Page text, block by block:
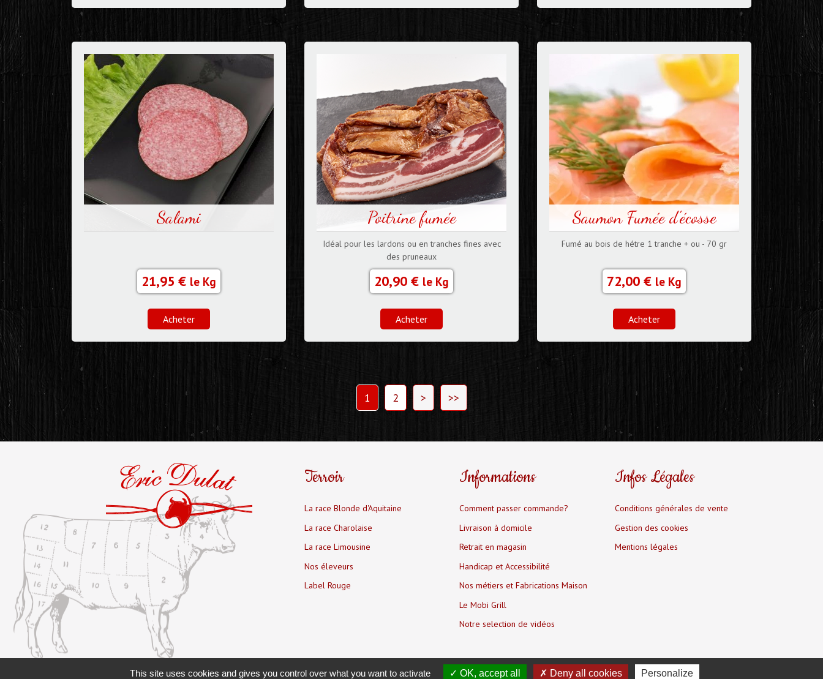
Salami
21,95 € le Kg
Acheter
Poitrine fumée
Idéal pour les lardons ou en tranches fines avec
des pruneaux
20,90 € le Kg
Acheter
Saumon Fumée d'écosse
Fumé au bois de hétre 1 tranche + ou - 70 gr
72,00 € le Kg
Acheter
1 2 > >>
Terroir
La race Blonde d'Aquitaine
La race Charolaise
La race Limousine
Nos éleveurs
Label Rouge
Informations
Comment passer commande?
Livraison à domicile
Retrait en magasin
Handicap et Accessibilité
Nos métiers et Fabrications Maison
Le Mobi Grill
Notre selection de vidéos
Infos Légales
Conditions générales de vente
Gestion des cookies
Mentions légales
RéalisationTrade&Art
This site uses cookies and gives you control over what you want to activate OK, accept all Deny all cookies Personalize